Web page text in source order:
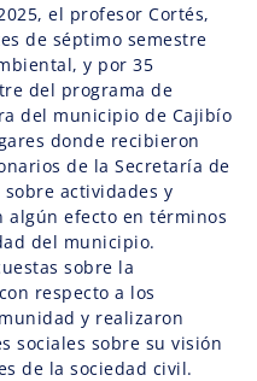
el profesor Cortés,
de séptimo semestre
y por 35
del programa de
del municipio de Cajibío
donde recibieron
de la Secretaría de
actividades y
algún efecto en términos
del municipio.
sobre la
respecto a los
y realizaron
sociales sobre su visión
de la sociedad civil.